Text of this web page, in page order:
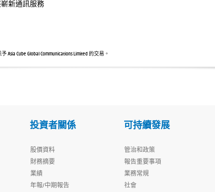
新通訊服務
Cube Global Communications Limited 的交易。
投資者關係
股價資料
財務摘要
業績
年報/中期報告
可持續發展
管治和政策
報告重要事項
業務常規
社會